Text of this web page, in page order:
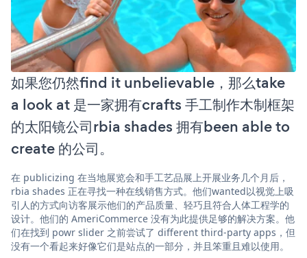
如果您仍然find it unbelievable，那么take
a look at 是一家拥有crafts 手工制作木制框架
的太阳镜公司rbia shades 拥有been able to
create 的公司。
在 publicizing 在当地展览会和手工艺品展上开展业务几个月后，
rbia shades 正在寻找一种在线销售方式。他们wanted以视觉上吸
引人的方式向访客展示他们的产品质量、轻巧且符合人体工程学的
设计。他们的 AmeriCommerce 没有为此提供足够的解决方案。他
们在找到 powr slider 之前尝试了 different third-party apps，但
没有一个看起来好像它们是站点的一部分，并且笨重且难以使用。